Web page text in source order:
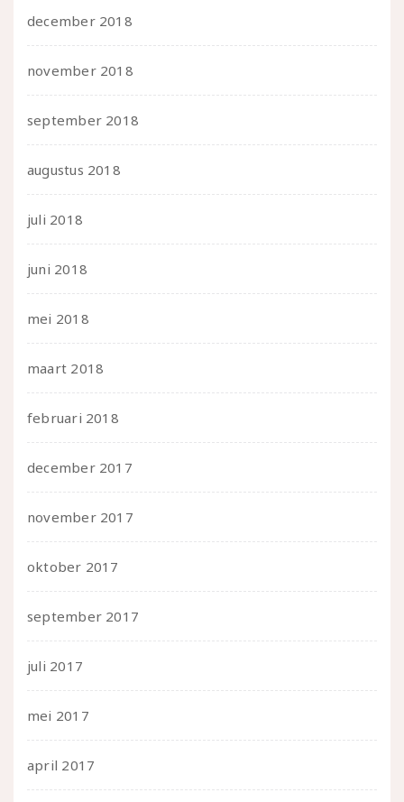
december 2018
november 2018
september 2018
augustus 2018
juli 2018
juni 2018
mei 2018
maart 2018
februari 2018
december 2017
november 2017
oktober 2017
september 2017
juli 2017
mei 2017
april 2017